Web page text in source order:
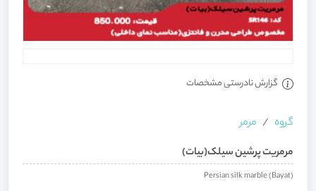
گزارش نادرستی مشخصات
گروه
مرمر
مرمریت پرشین سیلک(بیات)
Persian silk marble (Bayat)